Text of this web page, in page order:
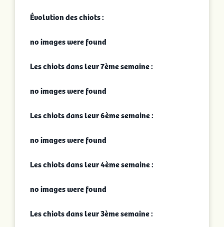
Évolution des chiots :
no images were found
Les chiots dans leur 7ème semaine :
no images were found
Les chiots dans leur 6ème semaine :
no images were found
Les chiots dans leur 4ème semaine :
no images were found
Les chiots dans leur 3ème semaine :